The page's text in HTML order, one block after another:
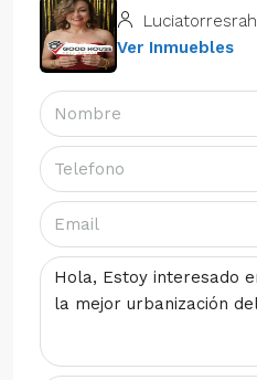
Luciatorresrah
Ver Inmuebles